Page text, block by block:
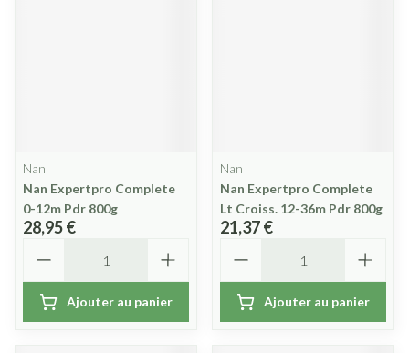
Nan
Nan Expertpro Complete
0-12m Pdr 800g
28,95 €
Ajouter au panier
Nan
Nan Expertpro Complete
Lt Croiss. 12-36m Pdr 800g
21,37 €
Ajouter au panier